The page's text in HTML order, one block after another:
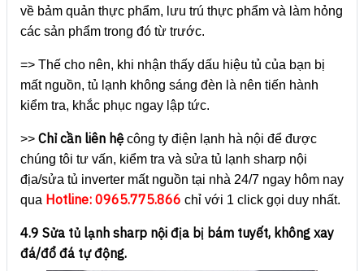
về bảm quản thực phẩm, lưu trú thực phẩm và làm hỏng
các sản phẩm trong đó từ trước.
=> Thế cho nên, khi nhận thấy dấu hiệu tủ của bạn bị
mất nguồn, tủ lạnh không sáng đèn là nên tiến hành
kiểm tra, khắc phục ngay lập tức.
>> Chỉ cần liên hệcông ty điện lạnh hà nội để được
chúng tôi tư vấn, kiểm tra và sửa tủ lạnh sharp nội
địa/sửa tủ inverter mất nguồn tại nhà 24/7 ngay hôm nay
qua Hotline: 0965.775.866 chỉ với 1 click gọi duy nhất.
4.9 Sửa tủ lạnh sharp nội địa bị bám tuyết, không xay
đá/đổ đá tự động.